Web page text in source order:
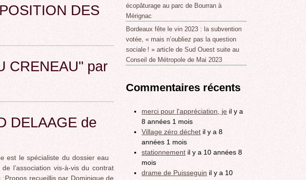
DES
CRENEAU" par
DELAAGE de
est le spécialiste du dossier eau
l’association vis-à-vis du contrat
:Propos recueillis par Dominique de
écopâturage au parc de Bourran à
Mérignac
Bordeaux fête le vin 2023 : la subvention
votée, « mais n’oubliez pas la question
sociale ! » article de Sud Ouest suite au
Conseil de Métropole de Mai 2023
Commentaires récents
merci pour l'appréciation, je il y a
8 années 1 mois
Village zéro déchet il y a 8
années 1 mois
stationnement il y a 10 années 8
mois
drame de Puisseguin il y a 10